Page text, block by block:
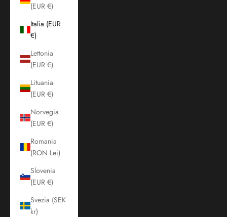
(EUR €)
Italia (EUR
€)
Lettonia
(EUR €)
Lituania
(EUR €)
Norvegia
(EUR €)
Romania
(RON Lei)
Slovenia
(EUR €)
Svezia (SEK
kr)